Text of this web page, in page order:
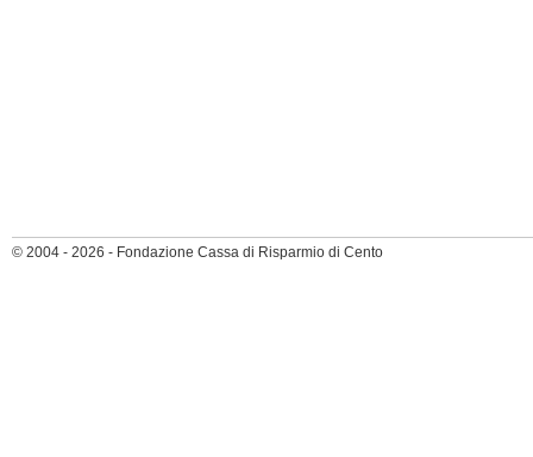
© 2004 - 2026 - Fondazione Cassa di Risparmio di Cento